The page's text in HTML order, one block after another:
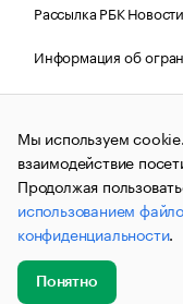
Рассылка РБК Новости
Информация об
Правовая
© АО
и материалы
(зарегистрировано
связи,
коммуникаций
№ФС77-63848)
публикации могут
не предназначенную
до 18 лет.
Мы используем
взаимодействие
Продолжая
использованием
конфиденциальности.
Понятно